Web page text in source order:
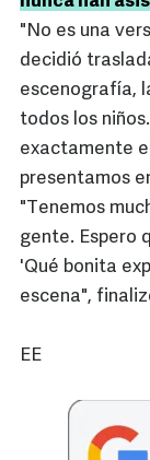
"No es una
decidió
escenografía,
todos los
exactamente
presentamos
"Tenemos
gente. Espero
'Qué bonita
escena",
EE